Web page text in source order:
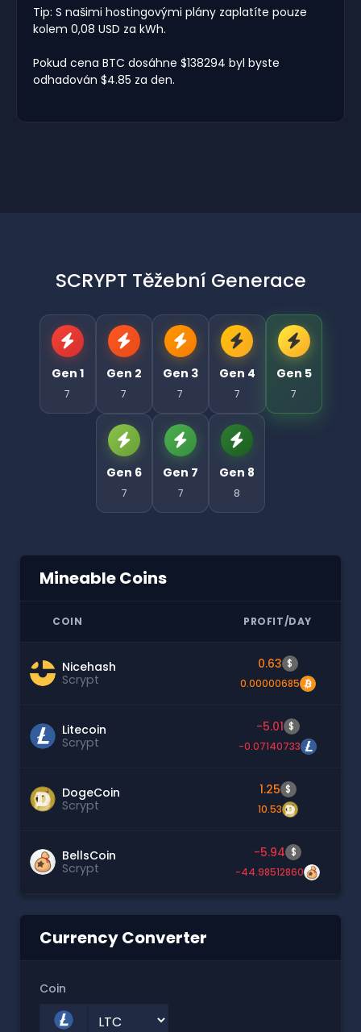
Tip: S našimi hostingovými plány zaplatíte pouze
kolem 0,08 USD za kWh.
Pokud cena BTC dosáhne $138294 byl byste
odhadován $4.85 za den.
SCRYPT Těžební Generace
Gen 1
7
Gen 2
7
Gen 3
7
Gen 4
7
Gen 5
7
Gen 6
7
Gen 7
7
Gen 8
8
Mineable Coins
COIN PROFIT/DAY
Nicehash
Scrypt
0.63 $
0.00000685
Litecoin
Scrypt
-5.01 $
-0.07140733
DogeCoin
Scrypt
1.25 $
10.53
BellsCoin
Scrypt
-5.94 $
-44.98512860
Currency Converter
Coin